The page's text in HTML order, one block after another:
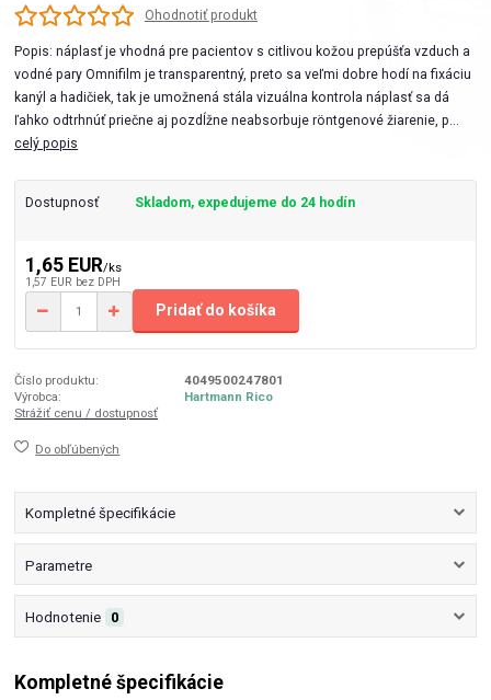
Ohodnotiť produkt
Popis: náplasť je vhodná pre pacientov s citlivou kožou prepúšťa vzduch a
vodné pary Omnifilm je transparentný, preto sa veľmi dobre hodí na fixáciu
kanýl a hadičiek, tak je umožnená stála vizuálna kontrola náplasť sa dá
ľahko odtrhnúť priečne aj pozdĺžne neabsorbuje röntgenové žiarenie, p...
celý popis
Dostupnosť Skladom, expedujeme do 24 hodín
1,65 EUR/ks
1,57 EUR bez DPH
Pridať do košíka
Číslo produktu:
4049500247801
Výrobca:
Hartmann Rico
Strážiť cenu / dostupnosť
Do obľúbených
Kompletné špecifikácie
Parametre
Hodnotenie 0
Kompletné špecifikácie